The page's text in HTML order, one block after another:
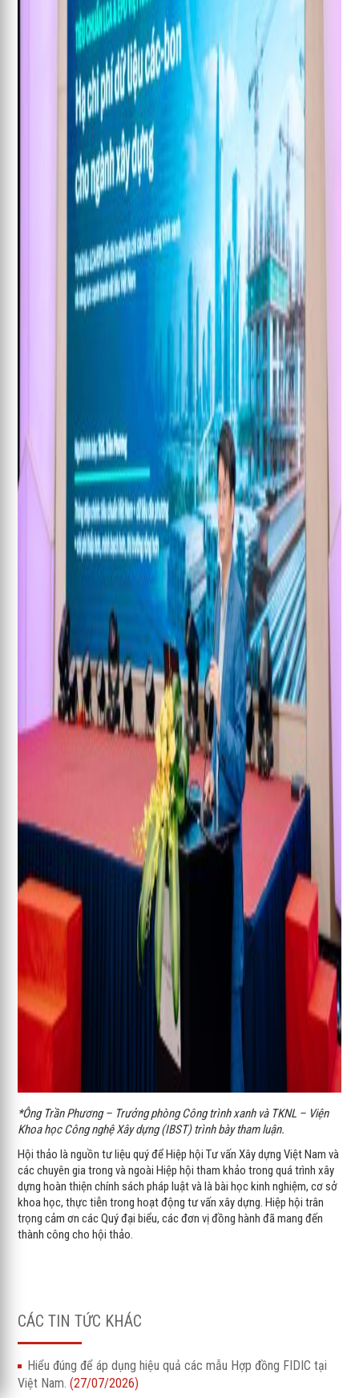
*Ông Trần Phương – Trưởng phòng Công trình xanh và TKNL – Viện
Khoa học Công nghệ Xây dựng (IBST) trình bày tham luận.
Hội thảo là nguồn tư liệu quý để Hiệp hội Tư vấn Xây dựng Việt Nam và
các chuyên gia trong và ngoài Hiệp hội tham khảo trong quá trình xây
dựng hoàn thiện chính sách pháp luật và là bài học kinh nghiệm, cơ sở
khoa học, thực tiễn trong hoạt động tư vấn xây dựng. Hiệp hội trân
trọng cảm ơn các Quý đại biểu, các đơn vị đồng hành đã mang đến
thành công cho hội thảo.
CÁC TIN TỨC KHÁC
Hiểu đúng để áp dụng hiệu quả các mẫu Hợp đồng FIDIC tại
Việt Nam.(27/07/2026)